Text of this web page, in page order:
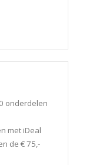
onderdelen
met iDeal
de € 75,-